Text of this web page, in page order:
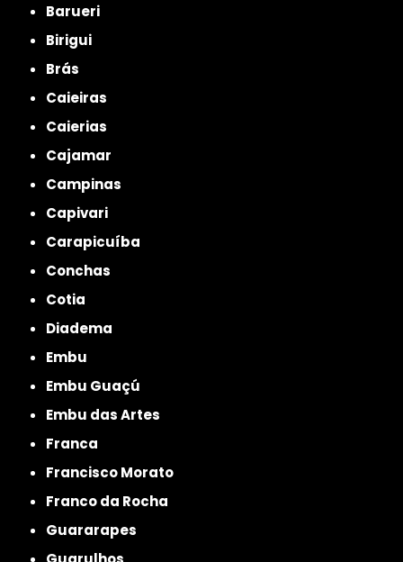
Barueri
Birigui
Brás
Caieiras
Caierias
Cajamar
Campinas
Capivari
Carapicuíba
Conchas
Cotia
Diadema
Embu
Embu Guaçú
Embu das Artes
Franca
Francisco Morato
Franco da Rocha
Guararapes